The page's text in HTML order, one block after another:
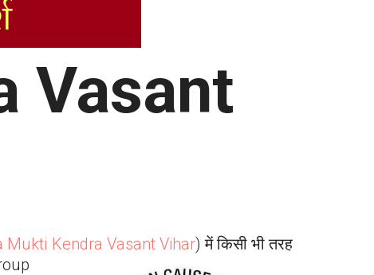
Vasant
Mukti Kendra Vasant Vihar) में किसी भी तरह